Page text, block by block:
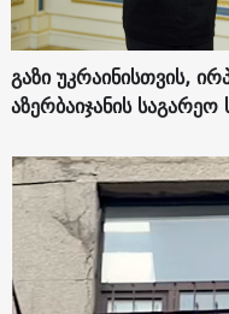
გაზი უკრაინისთვის,
აზერბაიჯანის საგარეო